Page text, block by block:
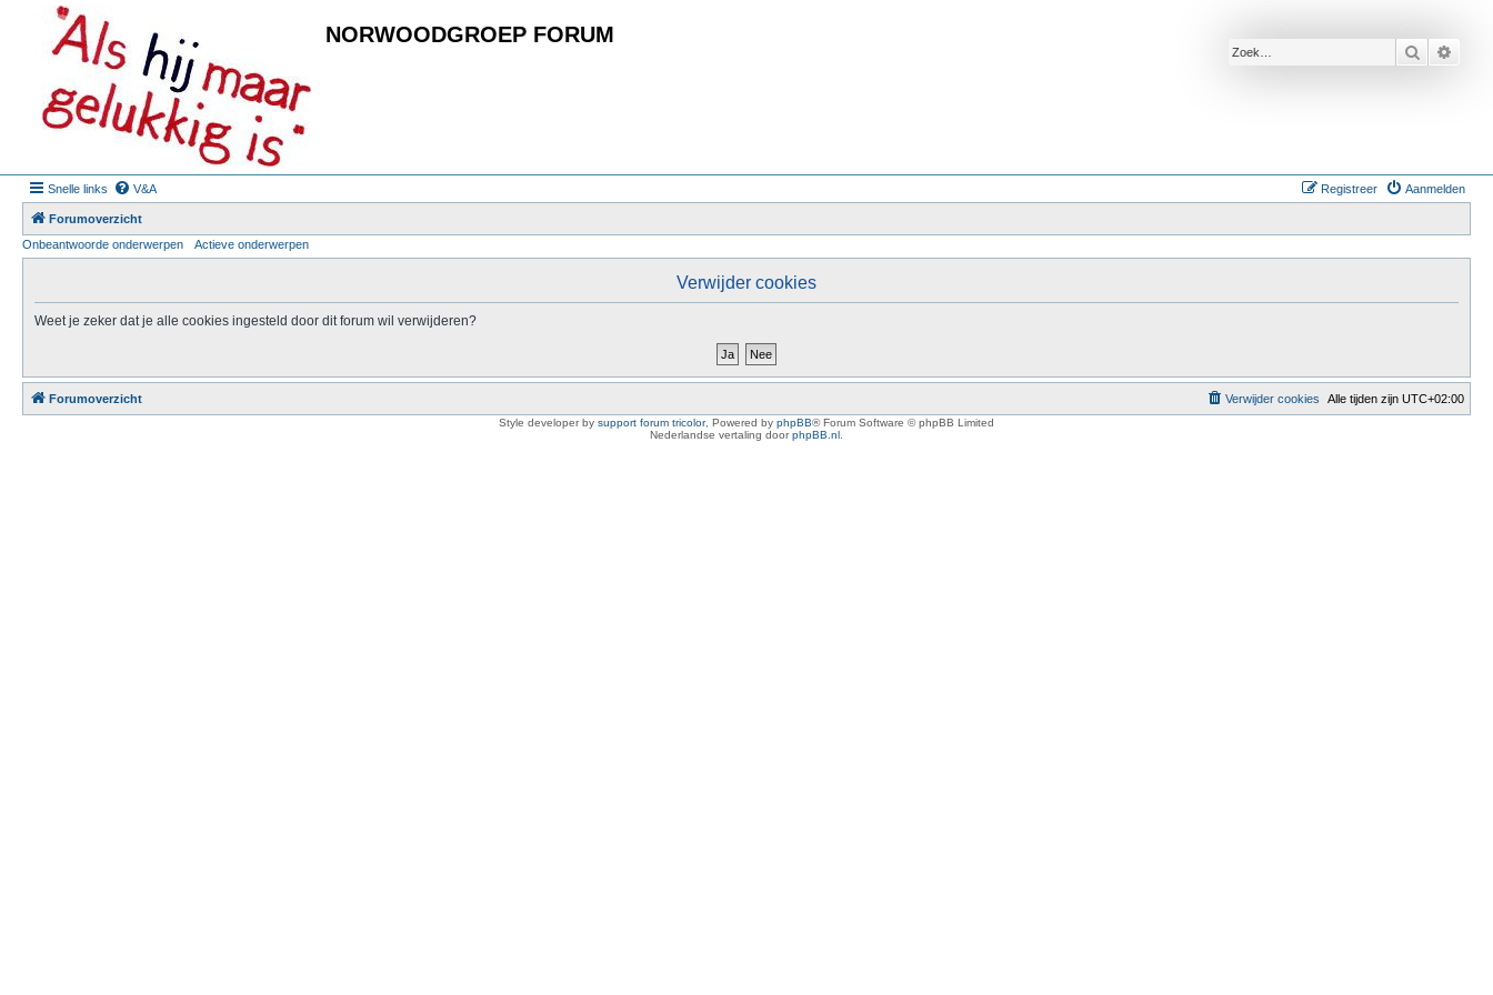
NORWOODGROEP FORUM
Zoek
Snelle links V&A Aanmelden
Registreer
Forumoverzicht
Onbeantwoorde onderwerpen
Actieve onderwerpen
Verwijder cookies
Weet je zeker dat je alle cookies ingesteld door dit forum wil verwijderen?
Forumoverzicht Alle tijden zijn UTC+02:00
Verwijder cookies
Style developer by support forum tricolor, Powered by phpBB® Forum Software © phpBB Limited
Nederlandse vertaling doorphpBB.nl